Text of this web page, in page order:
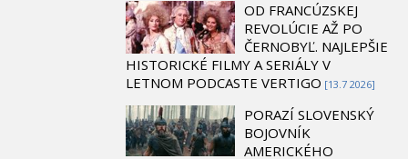
OD FRANCÚZSKEJ
REVOLÚCIE AŽ PO
ČERNOBYĽ. NAJLEPŠIE
HISTORICKÉ FILMY A SERIÁLY V
LETNOM PODCASTE VERTIGO [13.7 2026]
PORAZÍ SLOVENSKÝ
BOJOVNÍK
AMERICKÉHO